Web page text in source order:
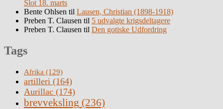
Slot 18. marts
Bente Ohlsen til Lausen, Christian (1898-1918)
Preben T. Clausen til 5 udvalgte krigsdeltagere
Preben T. Clausen til Den gotiske Udfordring
Tags
Afrika (129)
artilleri (164)
Aurillac (174)
brevveksling (236)